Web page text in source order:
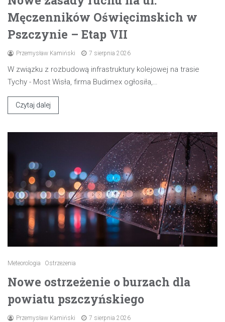
Męczenników Oświęcimskich w
Pszczynie – Etap VII
Przemysław Kamiński 7 sierpnia 2026
W związku z rozbudową infrastruktury kolejowej na trasie
Tychy - Most Wisła, firma Budimex ogłosiła,…
Czytaj dalej
Meteorologia Ostrzeżenia
Nowe ostrzeżenie o burzach dla
powiatu pszczyńskiego
Przemysław Kamiński 7 sierpnia 2026